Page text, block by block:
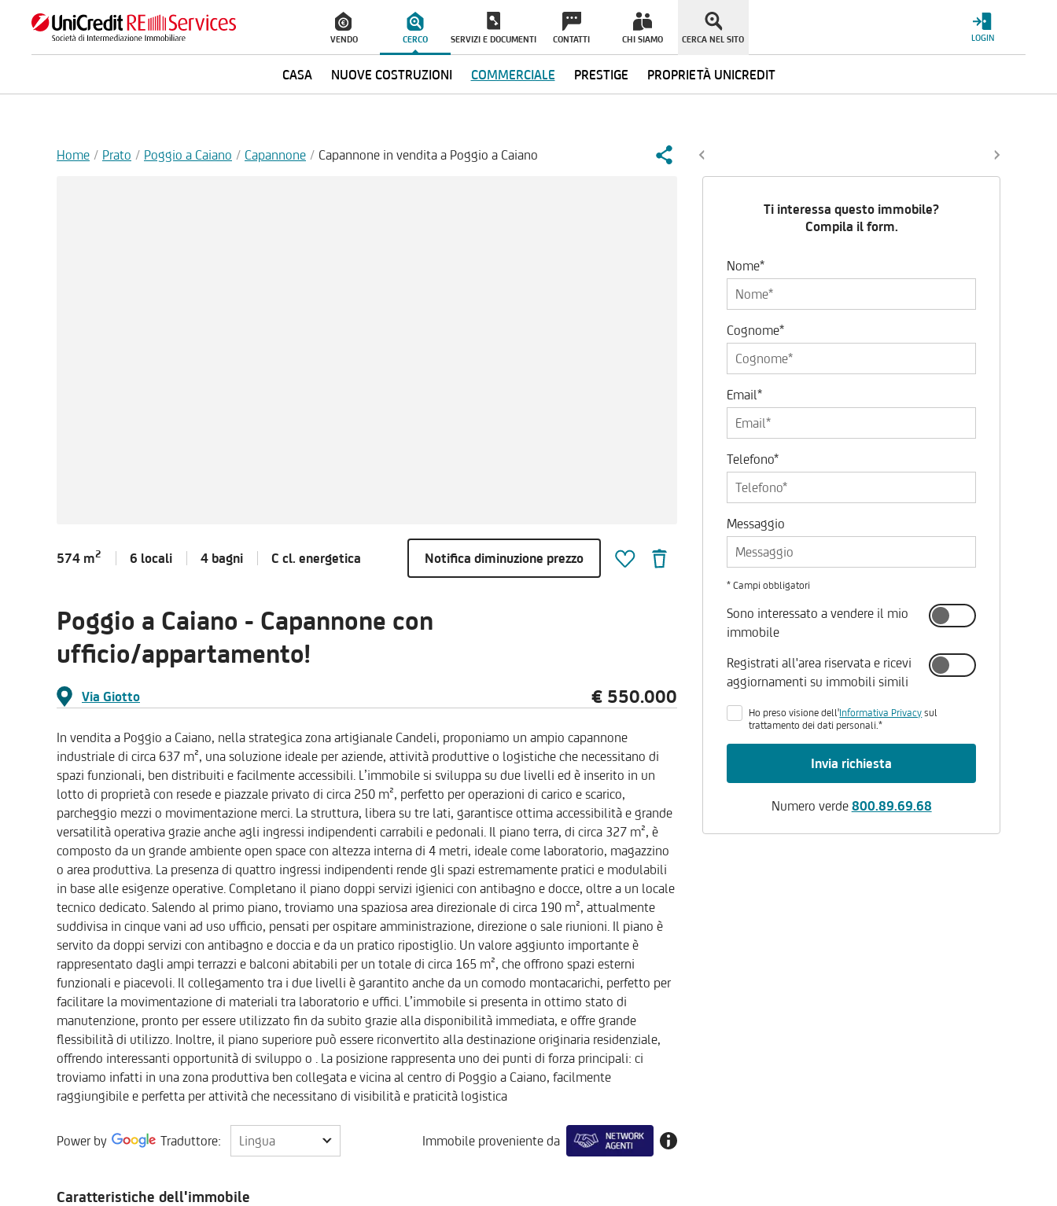
VENDO CERCO
CASA NUOVE COSTRUZIONI COMMERCIALE PRESTIGE PROPRIETÀ UNICREDIT
SERVIZI E DOCUMENTI CONTATTI CHI SIAMO CERCA NEL SITO LOGIN
Home Prato Poggio a Caiano Capannone Capannone in vendita a Poggio a Caiano
574 m2 6 locali 4 bagni C cl. energetica Notifica diminuzione prezzo
Poggio a Caiano - Capannone con
ufficio/appartamento!
Via Giotto € 550.000
In vendita a Poggio a Caiano, nella strategica zona artigianale Candeli, proponiamo un ampio capannone
industriale di circa 637 m², una soluzione ideale per aziende, attività produttive o logistiche che necessitano di
spazi funzionali, ben distribuiti e facilmente accessibili. L’immobile si sviluppa su due livelli ed è inserito in un
lotto di proprietà con resede e piazzale privato di circa 250 m², perfetto per operazioni di carico e scarico,
parcheggio mezzi o movimentazione merci. La struttura, libera su tre lati, garantisce ottima accessibilità e grande
versatilità operativa grazie anche agli ingressi indipendenti carrabili e pedonali. Il piano terra, di circa 327 m², è
composto da un grande ambiente open space con altezza interna di 4 metri, ideale come laboratorio, magazzino
o area produttiva. La presenza di quattro ingressi indipendenti rende gli spazi estremamente pratici e modulabili
in base alle esigenze operative. Completano il piano doppi servizi igienici con antibagno e docce, oltre a un locale
tecnico dedicato. Salendo al primo piano, troviamo una spaziosa area direzionale di circa 190 m², attualmente
suddivisa in cinque vani ad uso ufficio, pensati per ospitare amministrazione, direzione o sale riunioni. Il piano è
servito da doppi servizi con antibagno e doccia e da un pratico ripostiglio. Un valore aggiunto importante è
rappresentato dagli ampi terrazzi e balconi abitabili per un totale di circa 165 m², che offrono spazi esterni
funzionali e piacevoli. Il collegamento tra i due livelli è garantito anche da un comodo montacarichi, perfetto per
facilitare la movimentazione di materiali tra laboratorio e uffici. L’immobile si presenta in ottimo stato di
manutenzione, pronto per essere utilizzato fin da subito grazie alla disponibilità immediata, e offre grande
flessibilità di utilizzo. Inoltre, il piano superiore può essere riconvertito alla destinazione originaria residenziale,
offrendo interessanti opportunità di sviluppo o . La posizione rappresenta uno dei punti di forza principali: ci
troviamo infatti in una zona produttiva ben collegata e vicina al centro di Poggio a Caiano, facilmente
raggiungibile e perfetta per attività che necessitano di visibilità e praticità logistica
Power by Traduttore: Lingua
Lingua Immobile proveniente da
Caratteristiche dell'immobile
Ti interessa questo immobile?
Compila il form.
Nome*
Cognome*
Email*
Telefono*
Messaggio
* Campi obbligatori
Sono interessato a vendere il mio
immobile
Registrati all'area riservata e ricevi
aggiornamenti su immobili simili
Ho preso visione dell'Informativa Privacy sul
trattamento dei dati personali.*
Invia richiesta
Numero verde 800.89.69.68